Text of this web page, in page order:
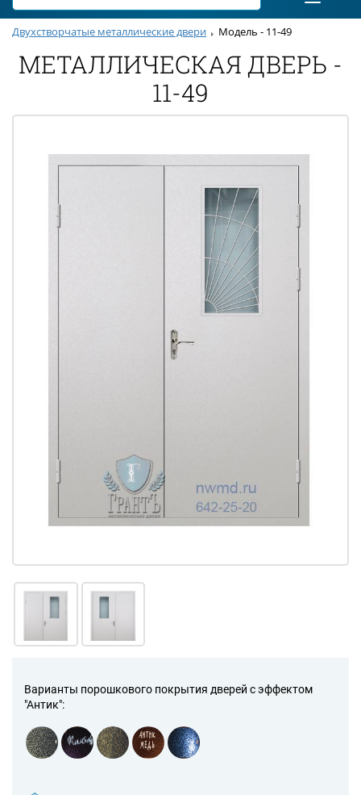
Двухстворчатые металлические двери Модель - 11-49
МЕТАЛЛИЧЕСКАЯ ДВЕРЬ -
11-49
Варианты порошкового покрытия дверей с эффектом
"Антик":